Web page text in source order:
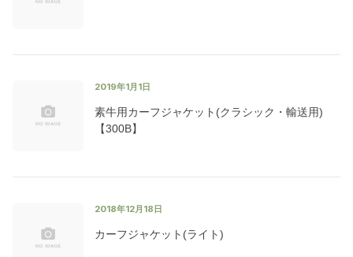
2019年1月1日
素牛用カーフジャケット(クラシック・輸送用)
【300B】
2018年12月18日
カーフジャケット(ライト)